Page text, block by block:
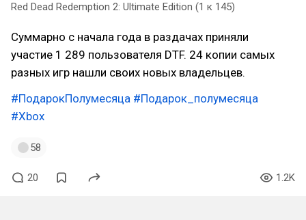
Red Dead Redemption 2: Ultimate Edition (1 к 145)
Суммарно с начала года в раздачах приняли
участие 1 289 пользователя DTF. 24 копии самых
разных игр нашли своих новых владельцев.
#ПодарокПолумесяца #Подарок_полумесяца
#Xbox
58
20 1.2K